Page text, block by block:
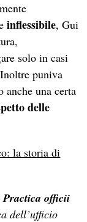
inflessibile, Gui
solo in casi
puniva
anche una certa
delle
la storia di
Practica officii
dell’ufficio